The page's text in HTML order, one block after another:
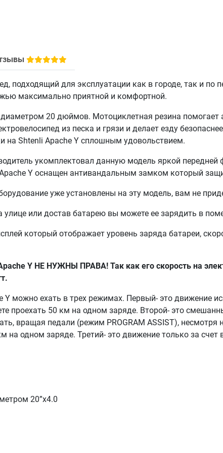
подходящий для эксплуатации как в городе, так и по
максимально приятной и комфортной.
20 дюймов. Мотоциклетная резина помогает
из песка и грязи и делает езду
на Shtenli Apache Y сплошным удовольствием.
укомплектовал данную модель яркой
Y оснащен антивандальным замком который
уже установлены на эту модель, вам не
или достав батарею вы можете ее зарядить в
который отображает уровень заряда батареи,
Y НЕ НУЖНЫ ПРАВА! Так как его скорость на
Y можно ехать в трех режимах. Первый- это движение
проехать 50 км на одном заряде. Второй- это
вращая педали (режим PROGRAM ASSIST), несмотря
на одном заряде. Третий- это движение только за счет
20”х4.0